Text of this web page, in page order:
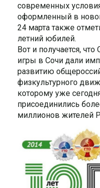
современных
оформленный в
24 марта также
летний юбилей.
Вот и получается,
игры в Сочи дали
развитию
физкультурного
которому уже
присоединились
миллионов жителей